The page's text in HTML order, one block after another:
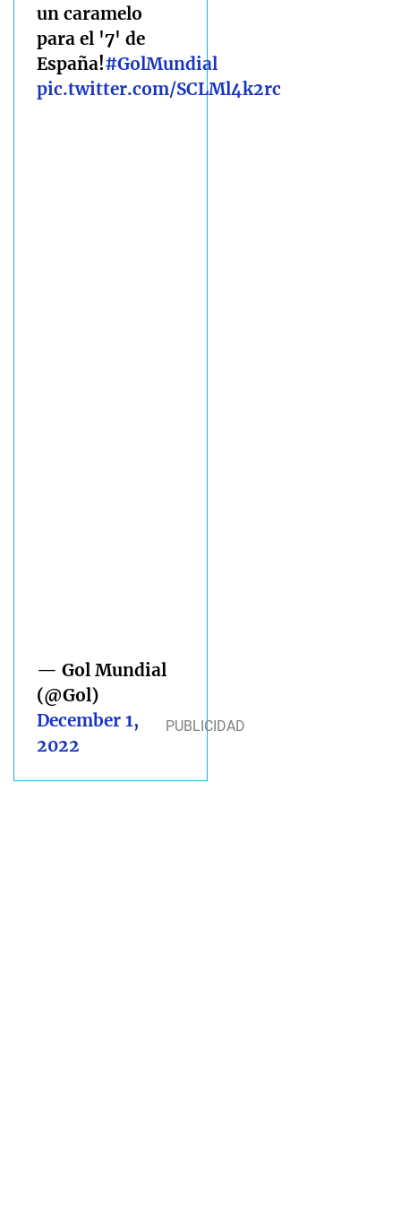
un caramelo
para el '7' de
España!#GolMundial
pic.twitter.com/SCLMl4k2rc
— Gol Mundial
(@Gol)
December 1,
2022